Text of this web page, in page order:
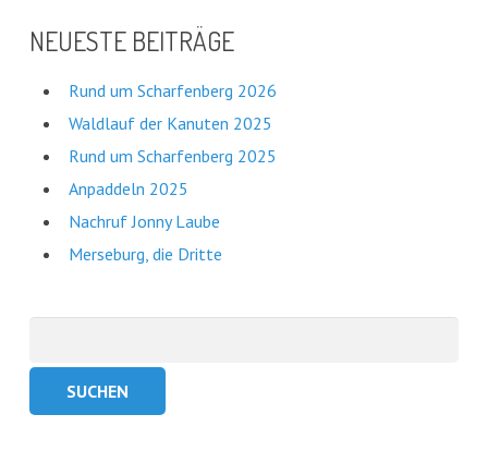
NEUESTE BEITRÄGE
Rund um Scharfenberg 2026
Waldlauf der Kanuten 2025
Rund um Scharfenberg 2025
Anpaddeln 2025
Nachruf Jonny Laube
Merseburg, die Dritte